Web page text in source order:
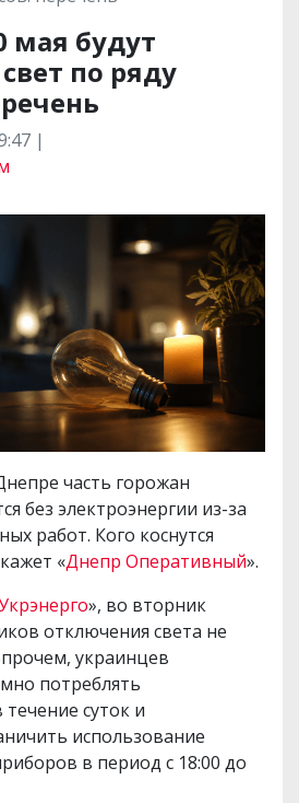
мая будут
по ряду
|
часть горожан
без электроэнергии из-за
работ. Кого коснутся
«Днепр Оперативный».
», во вторник
отключения света не
украинцев
потреблять
суток и
использование
в период с 18:00 до